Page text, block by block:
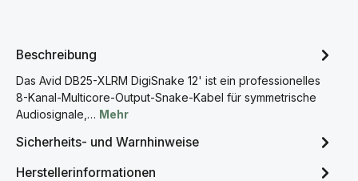
Beschreibung
Das Avid DB25-XLRM DigiSnake 12' ist ein professionelles
8-Kanal-Multicore-Output-Snake-Kabel für symmetrische
Audiosignale,… Mehr
Sicherheits- und Warnhinweise
Herstellerinformationen